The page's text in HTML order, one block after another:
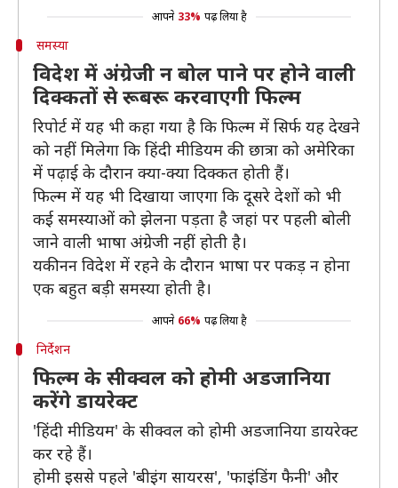
आपने 33% पढ़ लिया है
समस्या
विदेश में अंग्रेजी न बोल पाने पर होने वाली
दिक्कतों से रूबरू करवाएगी फिल्म
रिपोर्ट में यह भी कहा गया है कि फिल्म में सिर्फ यह देखने
को नहीं मिलेगा कि हिंदी मीडियम की छात्रा को अमेरिका
में पढ़ाई के दौरान क्या-क्या दिक्कत होती हैं।
फिल्म में यह भी दिखाया जाएगा कि दूसरे देशों को भी
कई समस्याओं को झेलना पड़ता है जहां पर पहली बोली
जाने वाली भाषा अंग्रेजी नहीं होती है।
यकीनन विदेश में रहने के दौरान भाषा पर पकड़ न होना
एक बहुत बड़ी समस्या होती है।
आपने 66% पढ़ लिया है
निर्देशन
फिल्म के सीक्वल को होमी अडजानिया
करेंगे डायरेक्ट
'हिंदी मीडियम' के सीक्वल को होमी अडजानिया डायरेक्ट
कर रहे हैं।
होमी इससे पहले 'बीइंग सायरस', 'फाइंडिंग फैनी' और